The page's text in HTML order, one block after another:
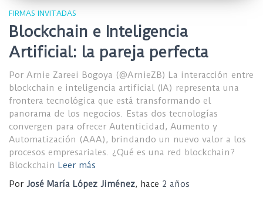
FIRMAS INVITADAS
Blockchain e Inteligencia
Artificial: la pareja perfecta
Por Arnie Zareei Bogoya (@ArnieZB) La interacción entre
blockchain e inteligencia artificial (IA) representa una
frontera tecnológica que está transformando el
panorama de los negocios. Estas dos tecnologías
convergen para ofrecer Autenticidad, Aumento y
Automatización (AAA), brindando un nuevo valor a los
procesos empresariales. ¿Qué es una red blockchain?
Blockchain Leer más
Por José María López Jiménez, hace 2 años